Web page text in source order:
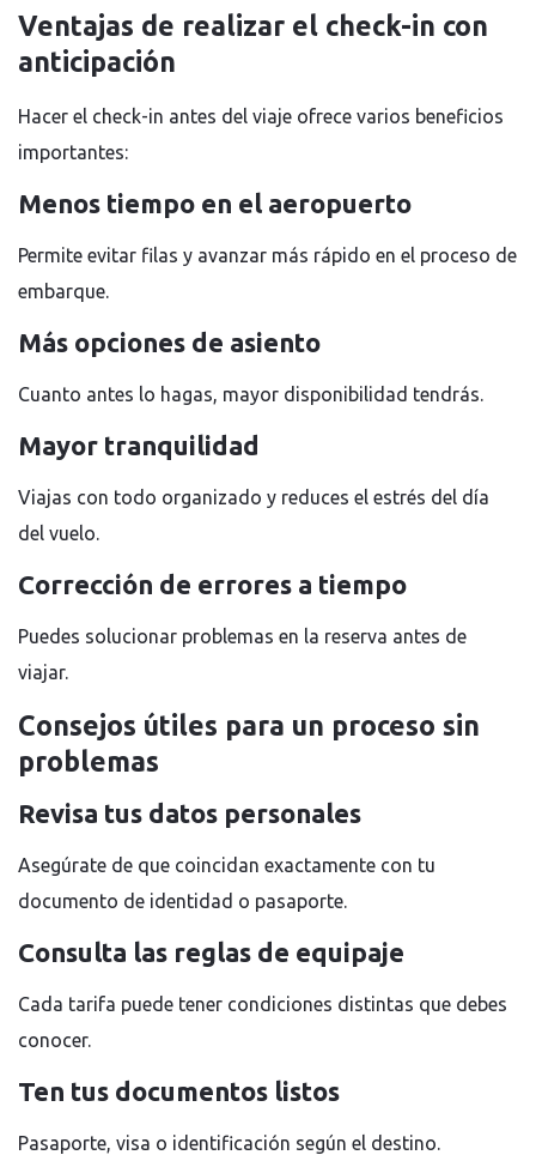
Ventajas de realizar el check-in con
anticipación
Hacer el check-in antes del viaje ofrece varios beneficios
importantes:
Menos tiempo en el aeropuerto
Permite evitar filas y avanzar más rápido en el proceso de
embarque.
Más opciones de asiento
Cuanto antes lo hagas, mayor disponibilidad tendrás.
Mayor tranquilidad
Viajas con todo organizado y reduces el estrés del día
del vuelo.
Corrección de errores a tiempo
Puedes solucionar problemas en la reserva antes de
viajar.
Consejos útiles para un proceso sin
problemas
Revisa tus datos personales
Asegúrate de que coincidan exactamente con tu
documento de identidad o pasaporte.
Consulta las reglas de equipaje
Cada tarifa puede tener condiciones distintas que debes
conocer.
Ten tus documentos listos
Pasaporte, visa o identificación según el destino.